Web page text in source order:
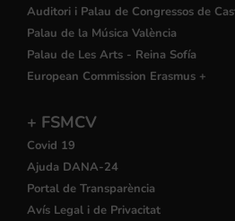
Auditori i Palau de Congressos de
Palau de la Música València
Palau de Les Arts - Reina Sofía
European Commission Erasmus +
+ FSMCV
Covid 19
Ajuda DANA-24
Portal de Transparència
Avís Legal i de Privacitat